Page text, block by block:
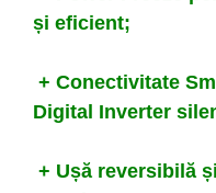
și eficient;
+ Conectivitate
Digital Inverter
+ Ușă reversibilă